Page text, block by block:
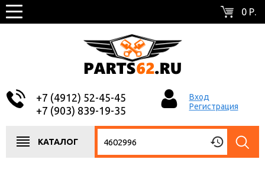
0 Р.
+7 (4912) 52-45-45
+7 (903) 839-19-35
Вход
Регистрация
КАТАЛОГ